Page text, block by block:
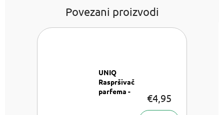
Povezani proizvodi
UNIQ
Raspršivač
parfema -
€4,95